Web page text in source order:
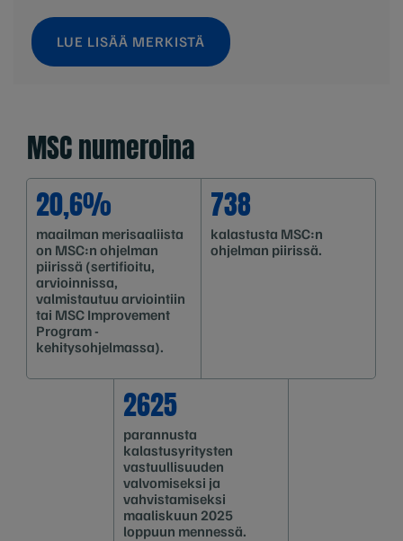
LUE LISÄÄ MERKISTÄ
MSC numeroina
20,6%
maailman merisaaliista
on MSC:n ohjelman
piirissä (sertifioitu,
arvioinnissa,
valmistautuu arviointiin
tai MSC Improvement
Program -
kehitysohjelmassa).
738
kalastusta MSC:n
ohjelman piirissä.
2625
parannusta
kalastusyritysten
vastuullisuuden
valvomiseksi ja
vahvistamiseksi
maaliskuun 2025
loppuun mennessä.